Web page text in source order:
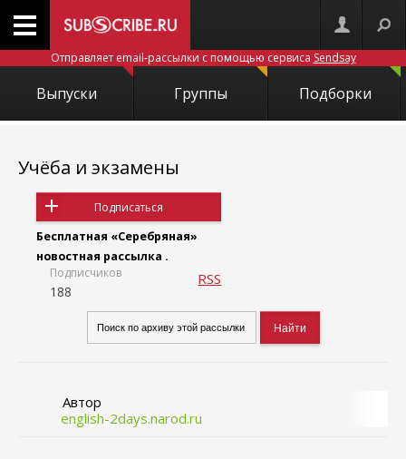
Отправляет email-рассылки с помощью сервиса Sendsay
Выпуски Группы Подборки
Учёба и экзамены
Подписаться
Бесплатная «Серебряная»
новостная рассылка .
Подписчиков
188
RSS
Автор
english-2days.narod.ru